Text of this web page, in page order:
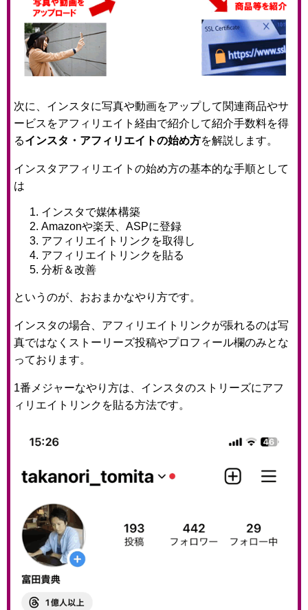
次に、インスタに写真や動画をアップして関連商品やサ
ービスをアフィリエイト経由で紹介して紹介手数料を得
るインスタ・アフィリエイトの始め方を解説します。
インスタアフィリエイトの始め方の基本的な手順として
は
インスタで媒体構築
Amazonや楽天、ASPに登録
アフィリエイトリンクを取得し
アフィリエイトリンクを貼る
分析＆改善
というのが、おおまかなやり方です。
インスタの場合、アフィリエイトリンクが張れるのは写
真ではなくストーリーズ投稿やプロフィール欄のみとな
っております。
1番メジャーなやり方は、インスタのストリーズにアフ
ィリエイトリンクを貼る方法です。